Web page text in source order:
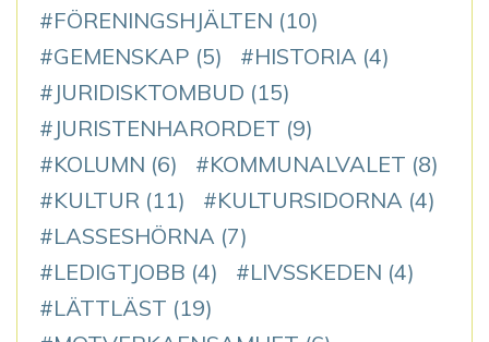
FÖRENINGSHJÄLTEN (10)
GEMENSKAP (5) HISTORIA (4)
JURIDISKTOMBUD (15)
JURISTENHARORDET (9)
KOLUMN (6) KOMMUNALVALET (8)
KULTUR (11) KULTURSIDORNA (4)
LASSESHÖRNA (7)
LEDIGTJOBB (4) LIVSSKEDEN (4)
LÄTTLÄST (19)